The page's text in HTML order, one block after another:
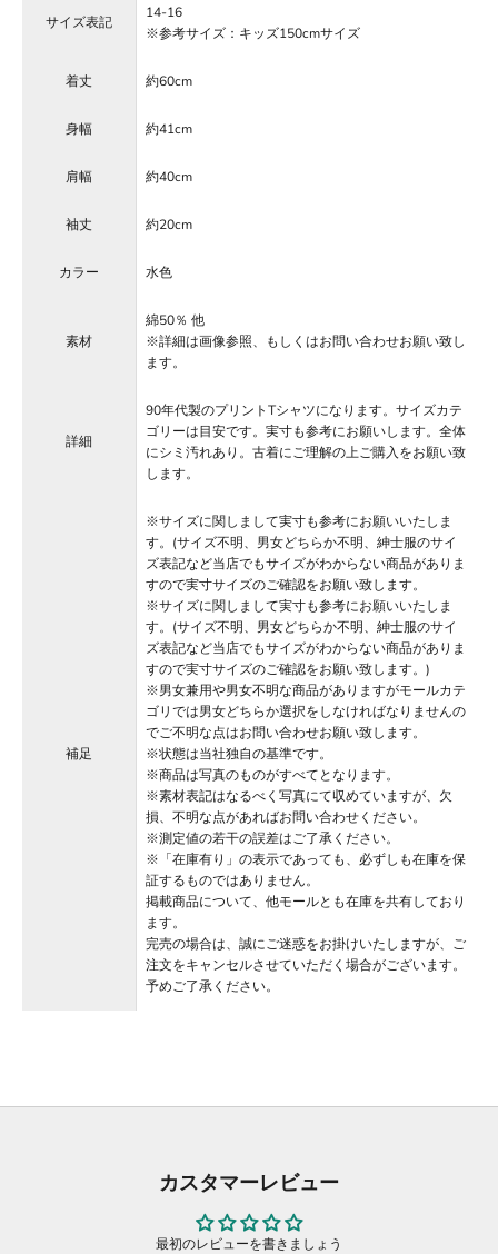
サイズ表記
14-16
※参考サイズ：キッズ150cmサイズ
着丈 約60cm
身幅 約41cm
肩幅 約40cm
袖丈 約20cm
カラー 水色
素材
綿50％ 他
※詳細は画像参照、もしくはお問い合わせお願い致し
ます。
詳細
90年代製のプリントTシャツになります。サイズカテ
ゴリーは目安です。実寸も参考にお願いします。全体
にシミ汚れあり。古着にご理解の上ご購入をお願い致
します。
補足
※サイズに関しまして実寸も参考にお願いいたしま
す。(サイズ不明、男女どちらか不明、紳士服のサイ
ズ表記など当店でもサイズがわからない商品がありま
すので実寸サイズのご確認をお願い致します。
※サイズに関しまして実寸も参考にお願いいたしま
す。(サイズ不明、男女どちらか不明、紳士服のサイ
ズ表記など当店でもサイズがわからない商品がありま
すので実寸サイズのご確認をお願い致します。)
※男女兼用や男女不明な商品がありますがモールカテ
ゴリでは男女どちらか選択をしなければなりませんの
でご不明な点はお問い合わせお願い致します。
※状態は当社独自の基準です。
※商品は写真のものがすべてとなります。
※素材表記はなるべく写真にて収めていますが、欠
損、不明な点があればお問い合わせください。
※測定値の若干の誤差はご了承ください。
※「在庫有り」の表示であっても、必ずしも在庫を保
証するものではありません。
掲載商品について、他モールとも在庫を共有しており
ます。
完売の場合は、誠にご迷惑をお掛けいたしますが、ご
注文をキャンセルさせていただく場合がございます。
予めご了承ください。
カスタマーレビュー
最初のレビューを書きましょう